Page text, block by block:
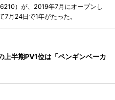
）が、2019年7月にオープンし
7月24日で1年がたった。
上半期PV1位は「ペンギンベーカ